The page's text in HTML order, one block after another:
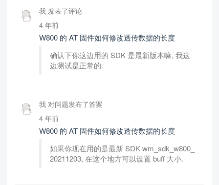
我 发表了评论
4 年前
W800 的 AT 固件如何修改透传数据的长度
确认下你这边用的 SDK 是最新版本嘛, 我这
边测试是正常的.
我 对问题发布了答案
4 年前
W800 的 AT 固件如何修改透传数据的长度
如果你现在用的是最新 SDK wm_sdk_w800_
20211203, 在这个地方可以设置 buff 大小.